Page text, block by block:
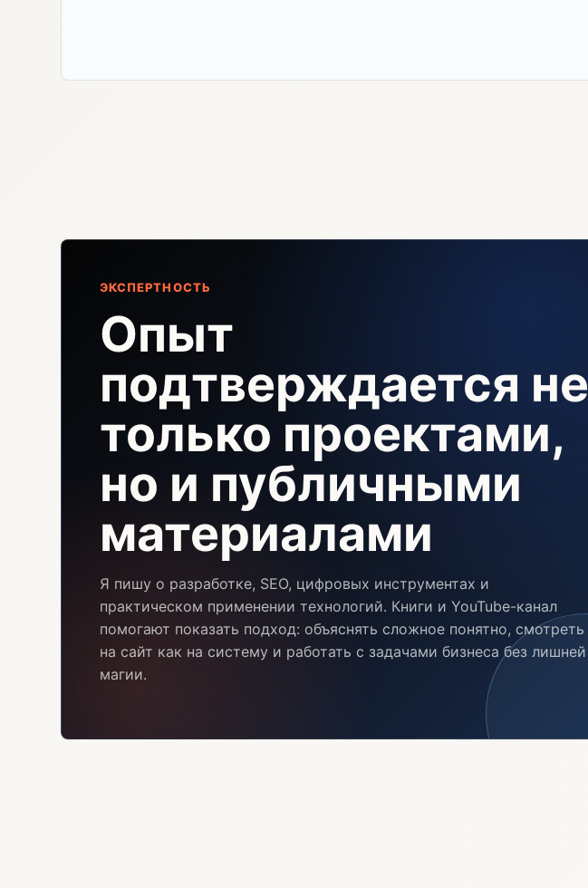
ЭКСПЕРТНОСТЬ
Опыт
подтверждается не
только проектами,
но и публичными
материалами
Я пишу о разработке, SEO, цифровых инструментах и
практическом применении технологий. Книги и YouTube-канал
помогают показать подход: объяснять сложное понятно, смотреть
на сайт как на систему и работать с задачами бизнеса без лишней
магии.